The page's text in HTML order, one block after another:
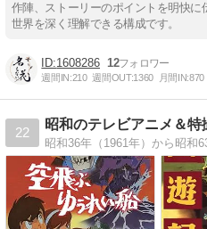
作陣、ストーリーのポイントを明快
世界を深く理解できる構成です。
1608286 12
週間IN:210 週間OUT:1360 月間IN:870
22
昭和のテレビアニメ＆特